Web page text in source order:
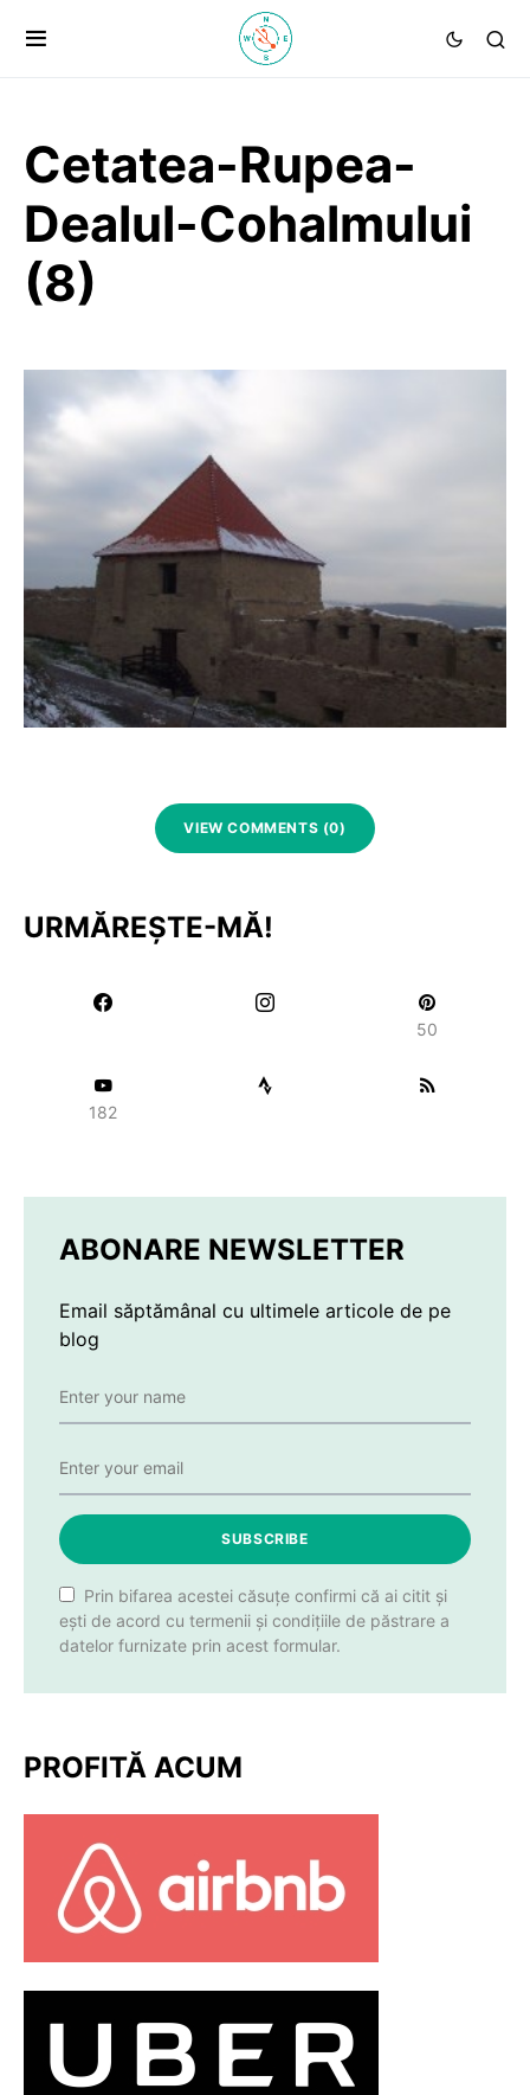
Cetatea-Rupea-
Dealul-Cohalmului
(8)
VIEW COMMENTS (0)
URMĂREȘTE-MĂ!
50
182
ABONARE NEWSLETTER
Email săptămânal cu ultimele articole de pe
blog
SUBSCRIBE
Prin bifarea acestei căsuțe confirmi că ai citit și
ești de acord cu termenii și condițiile de păstrare a
datelor furnizate prin acest formular.
PROFITĂ ACUM